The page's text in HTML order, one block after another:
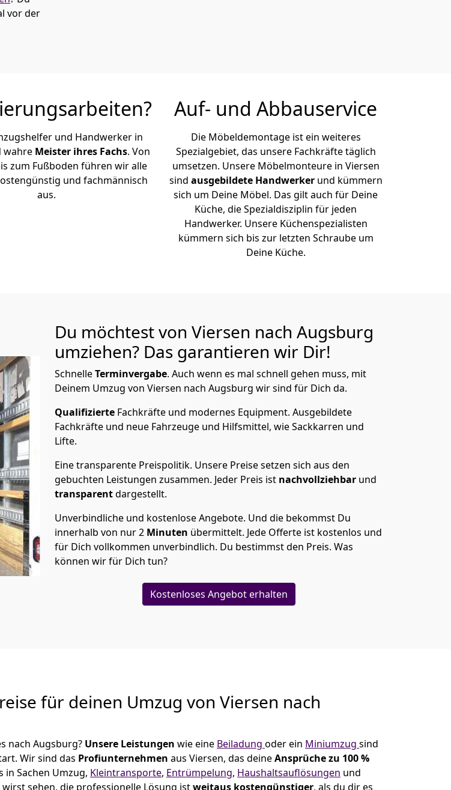
vor der
und Handwerker in
wahre Meister ihres Fachs. Von
zum Fußboden führen wir alle
und fachmännisch
aus.
Auf- und Abbauservice
Die Möbeldemontage ist ein weiteres
Spezialgebiet, das unsere Fachkräfte täglich
umsetzen. Unsere Möbelmonteure in Viersen
sind ausgebildete Handwerker und kümmern
sich um Deine Möbel. Das gilt auch für Deine
Küche, die Spezialdisziplin für jeden
Handwerker. Unsere Küchenspezialisten
kümmern sich bis zur letzten Schraube um
Deine Küche.
Du möchtest von Viersen nach Augsburg
umziehen? Das garantieren wir Dir!
SchnelleTerminvergabe. Auch wenn es mal schnell gehen muss, mit
Deinem Umzug von Viersen nach Augsburg wir sind für Dich da.
Qualifizierte Fachkräfte und modernes Equipment. Ausgebildete
Fachkräfte und neue Fahrzeuge und Hilfsmittel, wie Sackkarren und
Lifte.
Eine transparente Preispolitik. Unsere Preise setzen sich aus den
gebuchten Leistungen zusammen. Jeder Preis ist nachvollziehbar und
transparentdargestellt.
Unverbindliche und kostenlose Angebote. Und die bekommst Du
innerhalb von nur2 Minuten übermittelt. Jede Offerte ist kostenlos und
für Dich vollkommen unverbindlich. Du bestimmst den Preis. Was
können wir für Dich tun?
Kostenloses Angebot erhalten
für deinen Umzug von Viersen nach
nach Augsburg? Unsere Leistungen wie eine Beiladung oder ein Miniumzug sind
Wir sind das Profiunternehmen aus Viersen, das deineAnsprüche zu 100 %
in Sachen Umzug, Kleintransporte, Entrümpelung, Haushaltsauflösungen und
sehen, die professionelle Lösung istweitaus kostengünstiger, als du dir es